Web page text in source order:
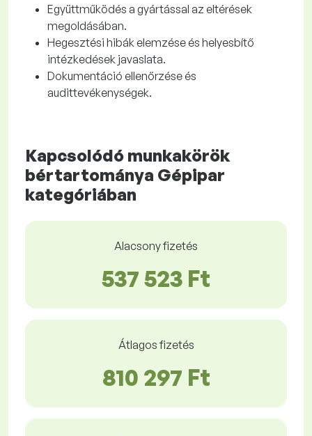
Együttműködés a gyártással az eltérések
megoldásában.
Hegesztési hibák elemzése és helyesbítő
intézkedések javaslata.
Dokumentáció ellenőrzése és
audittevékenységek.
Kapcsolódó munkakörök
bértartománya Gépipar
kategóriában
Alacsony fizetés
537 523 Ft
Átlagos fizetés
810 297 Ft